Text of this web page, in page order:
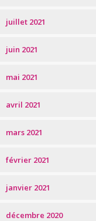
juillet 2021
juin 2021
mai 2021
avril 2021
mars 2021
février 2021
janvier 2021
décembre 2020